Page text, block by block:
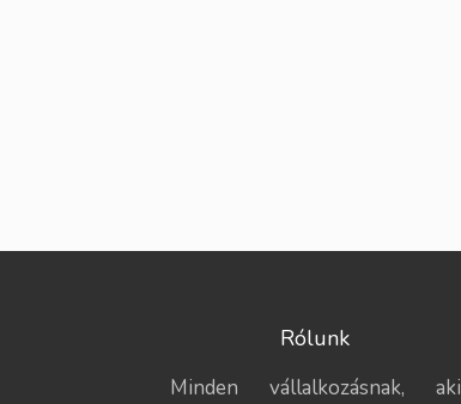
Rólunk
Minden vállalkozásnak, aki